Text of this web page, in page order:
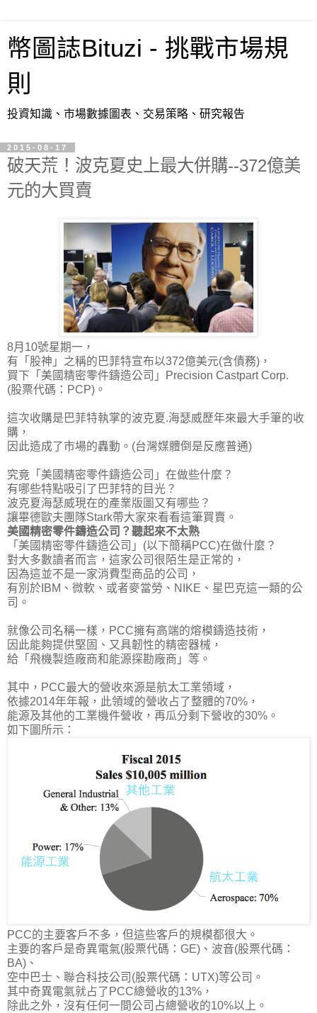
幣圖誌Bituzi - 挑戰市場規
則
投資知識、市場數據圖表、交易策略、研究報告
2015-08-17
破天荒！波克夏史上最大併購--372億美
元的大買賣
8月10號星期一，
有「股神」之稱的巴菲特宣布以372億美元(含債務)，
買下「美國精密零件鑄造公司」Precision Castpart Corp.
(股票代碼：PCP)。
這次收購是巴菲特執掌的波克夏.海瑟威歷年來最大手筆的收
購，
因此造成了市場的轟動。(台灣媒體倒是反應普通)
究竟「美國精密零件鑄造公司」在做些什麼？
有哪些特點吸引了巴菲特的目光？
波克夏海瑟威現在的產業版圖又有哪些？
讓畢德歐夫團隊Stark帶大家來看看這筆買賣。
美國精密零件鑄造公司？聽起來不太熟
「美國精密零件鑄造公司」(以下簡稱PCC)在做什麼？
對大多數讀者而言，這家公司很陌生是正常的，
因為這並不是一家消費型商品的公司，
有別於IBM、微軟、或者麥當勞、NIKE、星巴克這一類的公
司。
就像公司名稱一樣，PCC擁有高端的熔模鑄造技術，
因此能夠提供堅固、又具韌性的精密器械，
給「飛機製造廠商和能源探勘廠商」等。
其中，PCC最大的營收來源是航太工業領域 ，
依據2014年年報，此領域的營收占了整體的70%，
能源及其他的工業機件營收，再瓜分剩下營收的30%。
如下圖所示：
PCC的主要客戶不多，但這些客戶的規模都很大。
主要的客戶是奇異電氣(股票代碼：GE)、波音(股票代碼：
BA)、
空中巴士、聯合科技公司(股票代碼：UTX)等公司。
其中奇異電氣就占了PCC總營收的13%，
除此之外，沒有任何一間公司占總營收的10%以上。